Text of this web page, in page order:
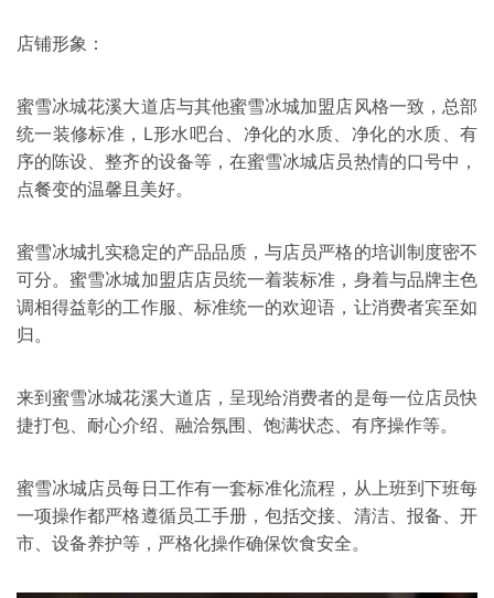
店铺形象：
蜜雪冰城花溪大道店与其他蜜雪冰城加盟 店风格一致，总部
统一装修标准，L形水吧台、净化的水质、净化的水质、有
序的陈设、整齐的设备等，在蜜雪冰城店员热情的口号中，
点餐变的温馨且美好。
蜜雪冰城扎实稳定的产品品质，与店员严格的培训制度密不
可分。蜜雪冰城加盟店店员统一着装标准，身着与品牌主色
调相得益彰的工作服、标准统一的欢迎语，让消费者宾至如
归。
来到蜜雪冰城花溪大道店，呈现给消费者的是每一位店员快
捷打包、耐心介绍、融洽氛围、饱满状态、有序操作等。
蜜雪冰城店员每日工作有一套标准化流程，从上班到下班每
一项操作都严格遵循员工手册，包括交接、清洁、报备、开
市、设备养护等，严格化操作确保饮食安全。